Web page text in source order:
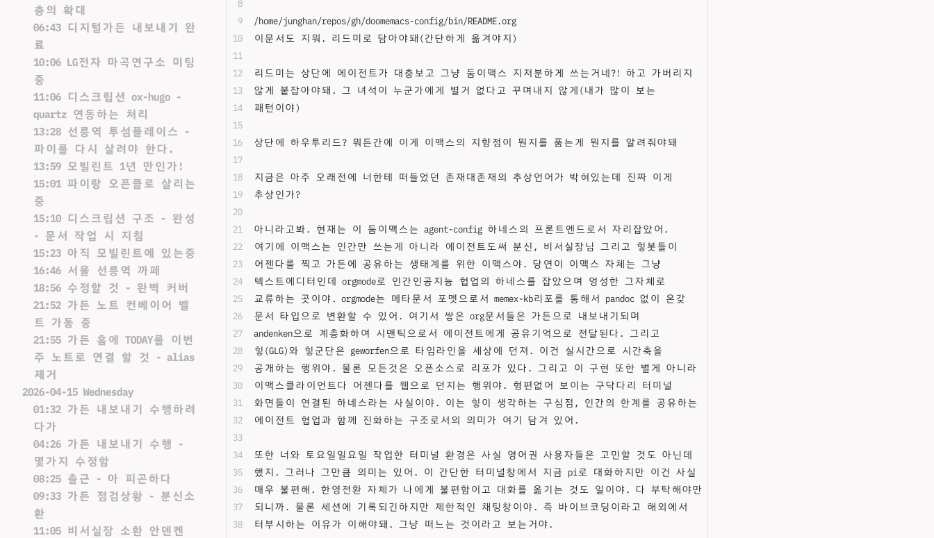
층의 확대
06:43 디지털가든 내보내기 완
료
10:06 LG전자 마곡연구소 미팅
중
11:06 디스크립션 ox-hugo -
quartz 연동하는 처리
13:28 선릉역 투섬플레이스 -
파이를 다시 살려야 한다.
13:59 모빌린트 1년 만인가!
15:01 파이랑 오픈클로 살리는
중
15:10 디스크립션 구조 - 완성
- 문서 작업 시 지침
15:23 아직 모빌린트에 있는중
16:46 서울 선릉역 까페
18:56 수정할 것 - 완벽 커버
21:52 가든 노트 컨베이어 벨
트 가동 중
21:55 가든 홈에 TODAY를 이번
주 노트로 연결 할 것 - alias
제거
2026-04-15 Wednesday
01:32 가든 내보내기 수행하려
다가
04:26 가든 내보내기 수행 -
몇가지 수정함
08:25 출근 - 아 피곤하다
09:33 가든 점검상황 - 분신소
환
11:05 비서실장 소환 안덴켄
/home/junghan/repos/gh/doomemacs-config/bin/README.org
이문서도 지워. 리드미로 담아야돼(간단하게 옮겨야지)
리드미는 상단에 에이전트가 대충보고 그냥 둠이맥스 지저분하게 쓰는거네?! 하고 가버리지
않게 붙잡아야돼. 그 녀석이 누군가에게 별거 없다고 꾸며내지 않게(내가 많이 보는
패턴이야)
상단에 하우투리드? 뭐든간에 이게 이맥스의 지향점이 뭔지를 품는게 뭔지를 알려줘야돼
지금은 아주 오래전에 너한테 떠들었던 존재대존재의 추상언어가 박혀있는데 진짜 이게
추상인가?
아니라고봐. 현재는 이 둠이맥스는 agent-config 하네스의 프론트엔드로서 자리잡았어.
여기에 이맥스는 인간만 쓰는게 아니라 에이전트도써 분신, 비서실장님 그리고 힣봇들이
어젠다를 찍고 가든에 공유하는 생태계를 위한 이맥스야. 당연이 이맥스 자체는 그냥
텍스트에디터인데 orgmode로 인간인공지능 협업의 하네스를 잡았으며 엉성한 그자체로
교류하는 곳이야. orgmode는 메타문서 포멧으로서 memex-kb리포를 통해서 pandoc 없이 온갖
문서 타입으로 변환할 수 있어. 여기서 쌓은 org문서들은 가든으로 내보내기되며
andenken으로 계층화하여 시맨틱으로서 에이전트에게 공유기억으로 전달된다. 그리고
힣(GLG)와 힣군단은 geworfen으로 타임라인을 세상에 던져. 이건 실시간으로 시간축을
공개하는 행위야. 물론 모든것은 오픈소스로 리포가 있다. 그리고 이 구현 또한 별게 아니라
이맥스클라이언트다 어젠다를 웹으로 던지는 행위야. 형편없어 보이는 구닥다리 터미널
화면들이 연결된 하네스라는 사실이야. 이는 힣이 생각하는 구심점, 인간의 한계를 공유하는
에이전트 협업과 함께 진화하는 구조로서의 의미가 여기 담겨 있어.
또한 너와 토요일일요일 작업한 터미널 환경은 사실 영어권 사용자들은 고민할 것도 아닌데
했지. 그러나 그만큼 의미는 있어. 이 간단한 터미널창에서 지금 pi로 대화하지만 이건 사실
매우 불편해. 한영전환 자체가 나에게 불편함이고 대화를 옮기는 것도 일이야. 다 부탁해야만
되니까. 물론 세션에 기록되긴하지만 제한적인 채팅창이야. 즉 바이브코딩이라고 해외에서
터부시하는 이유가 이해야돼. 그냥 떠느는 것이라고 보는거야.